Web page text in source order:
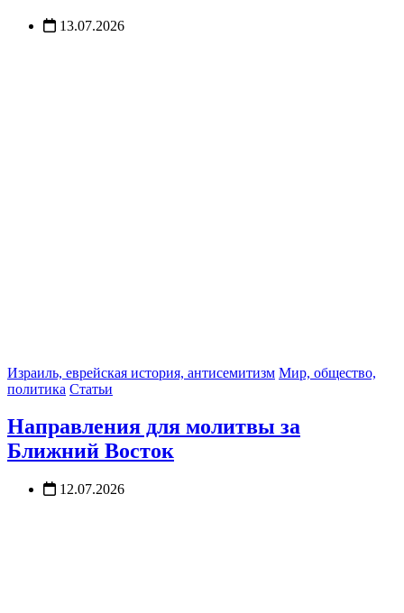
13.07.2026
Израиль, еврейская история, антисемитизм Мир, общество,
политика Статьи
Направления для молитвы за
Ближний Восток
12.07.2026